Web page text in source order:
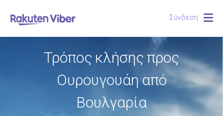
Σύνδεση
Τρόπος κλήσης προς
Ουρουγουάη από
Βουλγαρία